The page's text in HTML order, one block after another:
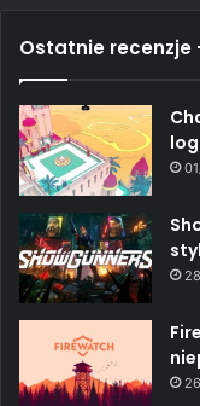
Ostatnie recenzje